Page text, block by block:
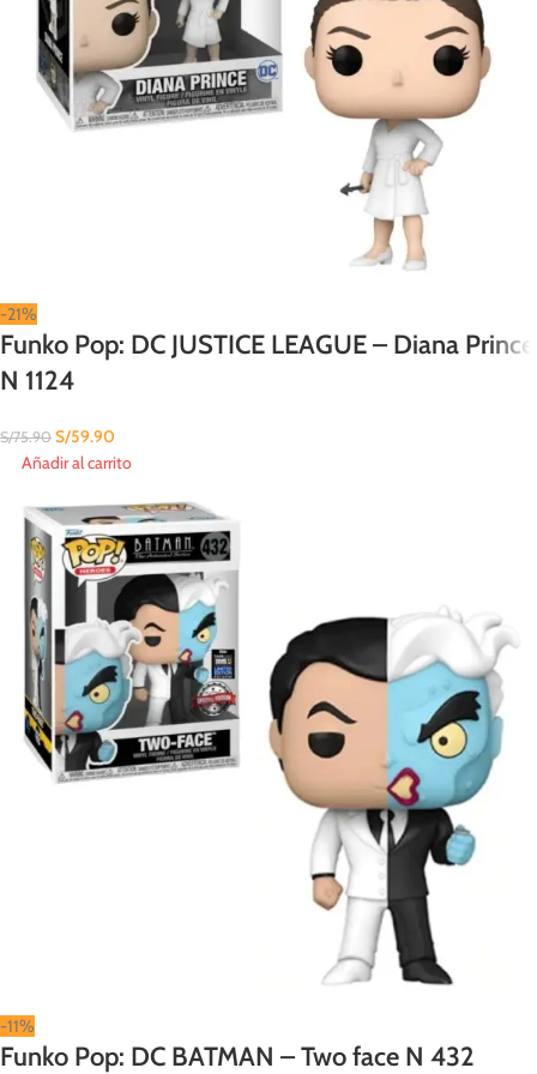
-21%
Funko Pop: DC JUSTICE LEAGUE – Diana Prince
N 1124
S/75.90 S/59.90
Añadir al carrito
-11%
Funko Pop: DC BATMAN – Two face N 432